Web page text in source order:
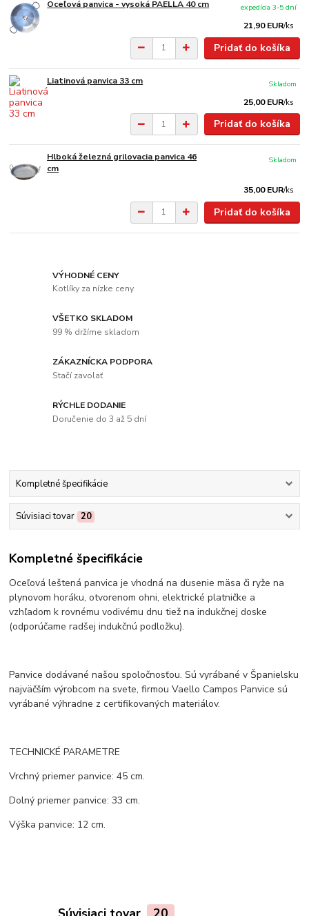
Oceľová panvica - vysoká PAELLA 40 cm
21,90 EUR/ks
expedícia 3-5 dní
Pridať do košíka
Liatinová panvica 33 cm
25,00 EUR/ks
Skladom
Pridať do košíka
Hlboká železná grilovacia panvica 46
cm
35,00 EUR/ks
Skladom
Pridať do košíka
VÝHODNÉ CENY
Kotlíky za nízke ceny
VŠETKO SKLADOM
99 % držíme skladom
ZÁKAZNÍCKA PODPORA
Stačí zavolať
RÝCHLE DODANIE
Doručenie do 3 až 5 dní
Kompletné špecifikácie
Súvisiaci tovar 20
Kompletné špecifikácie
Oceľová leštená panvica je vhodná na dusenie mäsa či ryže na
plynovom horáku, otvorenom ohni, elektrické platničke a
vzhľadom k rovnému vodivému dnu tiež na indukčnej doske
(odporúčame radšej indukčnú podložku).
Panvice dodávané našou spoločnosťou. Sú vyrábané v Španielsku
najväčším výrobcom na svete, firmou Vaello Campos Panvice sú
vyrábané výhradne z certifikovaných materiálov.
TECHNICKÉ PARAMETRE
Vrchný priemer panvice: 45 cm.
Dolný priemer panvice: 33 cm.
Výška panvice: 12 cm.